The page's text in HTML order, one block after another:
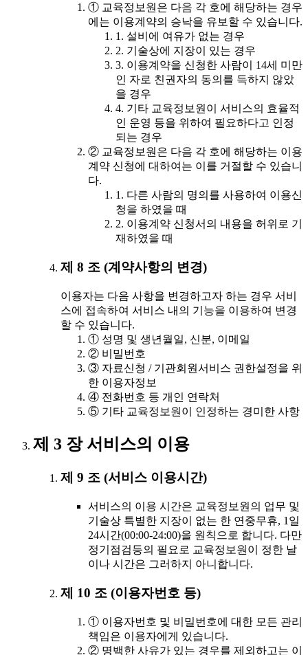
① 교육정보원은 다음 각 호에 해당하는 경우
에는 이용계약의 승낙을 유보할 수 있습니다.
1. 설비에 여유가 없는 경우
2. 기술상에 지장이 있는 경우
3. 이용계약을 신청한 사람이 14세 미만
인 자로 친권자의 동의를 득하지 않았
을 경우
4. 기타 교육정보원이 서비스의 효율적
인 운영 등을 위하여 필요하다고 인정
되는 경우
② 교육정보원은 다음 각 호에 해당하는 이용
계약 신청에 대하여는 이를 거절할 수 있습니
다.
1. 다른 사람의 명의를 사용하여 이용신
청을 하였을 때
2. 이용계약 신청서의 내용을 허위로 기
재하였을 때
제 8 조 (계약사항의 변경)
이용자는 다음 사항을 변경하고자 하는 경우 서비
스에 접속하여 서비스 내의 기능을 이용하여 변경
할 수 있습니다.
① 성명 및 생년월일, 신분, 이메일
② 비밀번호
③ 자료신청 / 기관회원서비스 권한설정을 위
한 이용자정보
④ 전화번호 등 개인 연락처
⑤ 기타 교육정보원이 인정하는 경미한 사항
제 3 장 서비스의 이용
제 9 조 (서비스 이용시간)
서비스의 이용 시간은 교육정보원의 업무 및
기술상 특별한 지장이 없는 한 연중무휴, 1일
24시간(00:00-24:00)을 원칙으로 합니다. 다만
정기점검등의 필요로 교육정보원이 정한 날
이나 시간은 그러하지 아니합니다.
제 10 조 (이용자번호 등)
① 이용자번호 및 비밀번호에 대한 모든 관리
책임은 이용자에게 있습니다.
② 명백한 사유가 있는 경우를 제외하고는 이